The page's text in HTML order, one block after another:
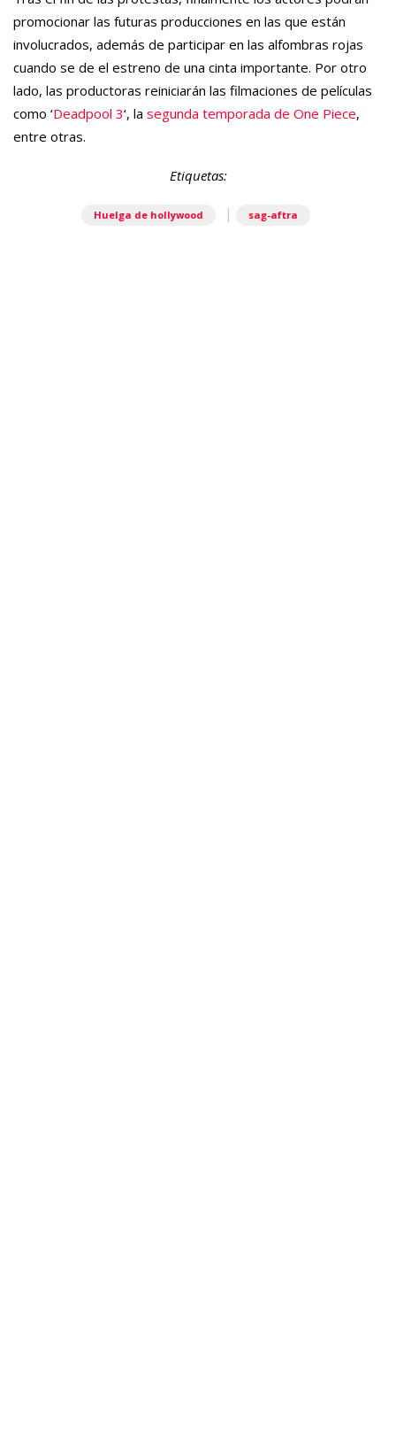
promocionar las futuras producciones en las que están
involucrados, además de participar en las alfombras rojas
cuando se de el estreno de una cinta importante. Por otro
lado, las productoras reiniciarán las filmaciones de películas
como ‘Deadpool 3‘, la segunda temporada de One Piece,
entre otras.
Etiquetas:
Huelga de hollywood | sag-aftra